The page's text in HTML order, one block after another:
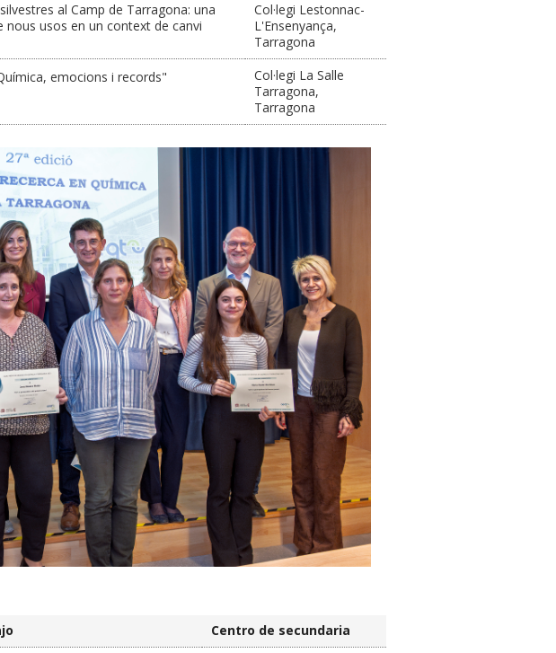
al Camp de Tarragona: una
usos en un context de canvi
Col·legi Lestonnac-
L'Ensenyança,
Tarragona
emocions i records"
Col·legi La Salle
Tarragona,
Tarragona
Centro de secundaria